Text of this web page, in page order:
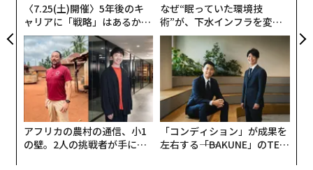
〈7.25(土)開催〉5年後のキ
ャリアに「戦略」はあるか。
トップエグゼクティブのキャ
リアに触れる1日│CAREER S
UMMIT 2026
なぜ“眠っていた環境技
術”が、下水インフラを変え
たのか──産総研×月島JFE
アクアソリューションの10年
アフリカの農村の通信、小1
の壁。2人の挑戦者が手にし
「コンディション」が成果を
左右する――「BAKUNE」のTEN